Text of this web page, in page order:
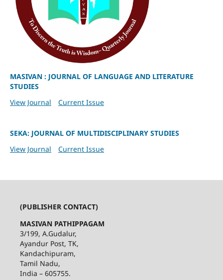
MASIVAN : JOURNAL OF LANGUAGE AND LITERATURE
STUDIES
View Journal
Current Issue
SEKA: JOURNAL OF MULTIDISCIPLINARY STUDIES
View Journal
Current Issue
(PUBLISHER CONTACT)
MASIVAN PATHIPPAGAM
3/199, A.Gudalur,
Ayandur Post, TK,
Kandachipuram,
Tamil Nadu,
India – 605755.